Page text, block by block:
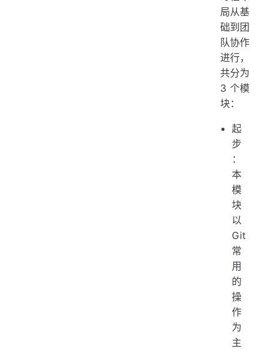
局从基
础到团
队协作
进行，
共分为
3 个模
块：
起
步
：
本
模
块
以
Git
常
用
的
操
作
为
主